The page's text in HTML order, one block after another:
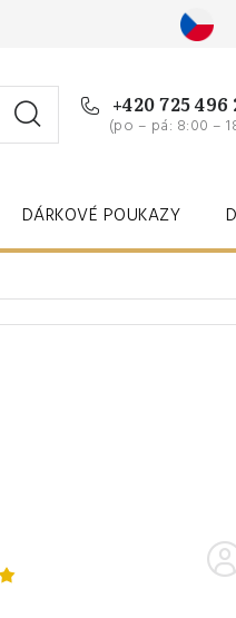
+420 725 496
(po – pá: 8:00 –
DÁRKOVÉ POUKAZY